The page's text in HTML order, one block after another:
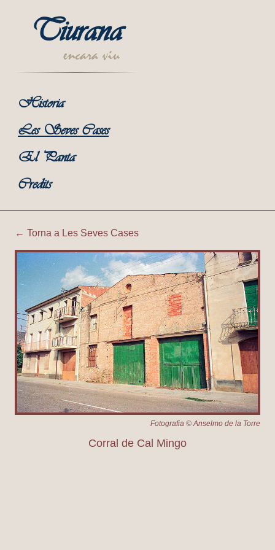
Tiurana
encara viu
Historia
Les Seves Cases
El Panta
Credits
Tiurana | Corral de Cal
← Torna a Les Seves Cases
Fotografia © Anselmo de la Torre
Corral de Cal Mingo